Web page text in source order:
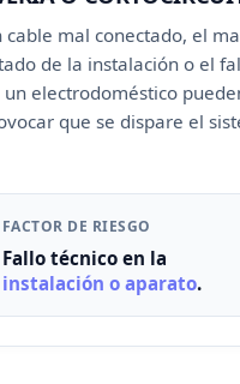
cable mal conectado, el
de la instalación o el
un electrodoméstico
que se dispare el
FACTOR DE RIESGO
Fallo técnico en la
instalación o aparato.